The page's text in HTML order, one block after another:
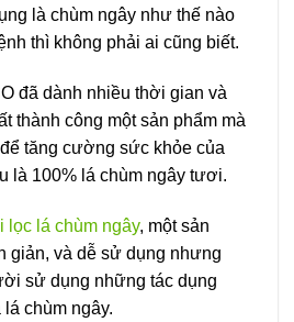
là chùm ngây như thế nào
thì không phải ai cũng biết.
đã dành nhiều thời gian và
thành công một sản phẩm mà
tăng cường sức khỏe của
là 100% lá chùm ngây tươi.
lọc lá chùm ngây, một sản
giản, và dễ sử dụng nhưng
sử dụng những tác dụng
chùm ngây.